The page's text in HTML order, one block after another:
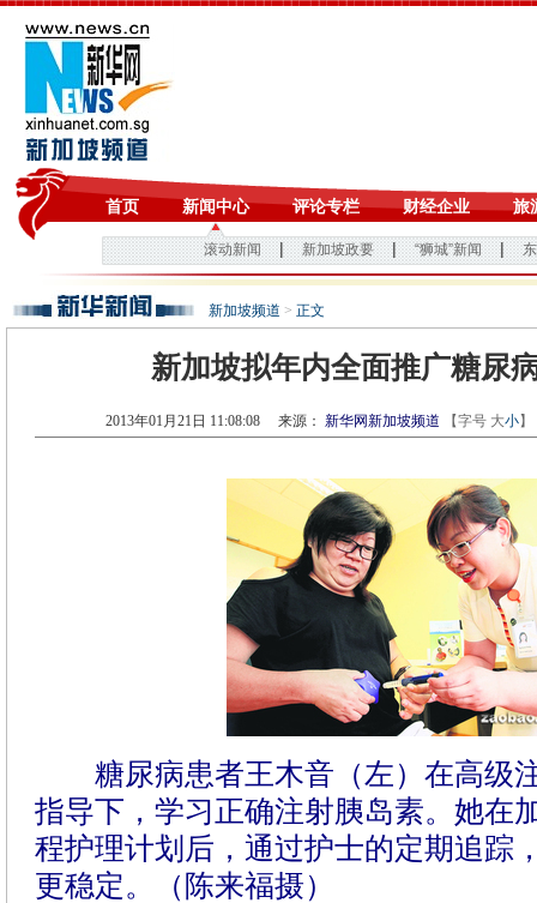
新加坡频道 > 正文
新加坡拟年内全面推广糖尿
2013年01月21日 11:08:08 来源： 新华网新加坡频道 【字号 大小
糖尿病患者王木音（左）在高级
指导下，学习正确注射胰岛素。她在
程护理计划后，通过护士的定期追踪
更稳定。（陈来福摄）